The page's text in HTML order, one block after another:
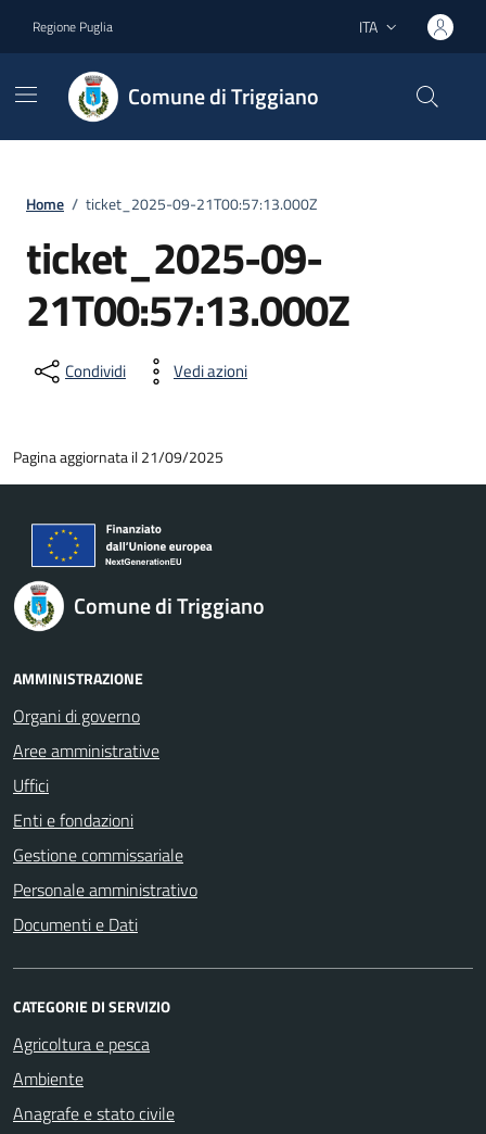
Regione Puglia Lingua attiva:
ITA
Comune di Triggiano
Home / ticket_2025-09-21T00:57:13.000Z
ticket_2025-09-
21T00:57:13.000Z
Condividi Vedi azioni
Pagina aggiornata il 21/09/2025
Comune di Triggiano
AMMINISTRAZIONE
Organi di governo
Aree amministrative
Uffici
Enti e fondazioni
Gestione commissariale
Personale amministrativo
Documenti e Dati
CATEGORIE DI SERVIZIO
Agricoltura e pesca
Ambiente
Anagrafe e stato civile